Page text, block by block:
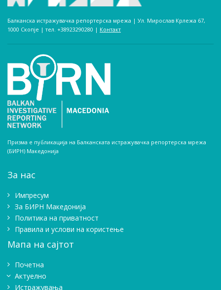
Балканска истражувачка репортерска мрежа | Ул. Мирослав Крлежа 67,
1000 Скопје | тел. +38923290280­ | Контакт
Призма е публикација на Балканската истражувачка репортерска мрежа
(БИРН) Македонија
За нас
Импресум
Зa БИРН Македонија
Политика на приватност
Правила и услови на користење
Мапа на сајтот
Почетна
Актуелно
Истражувањa